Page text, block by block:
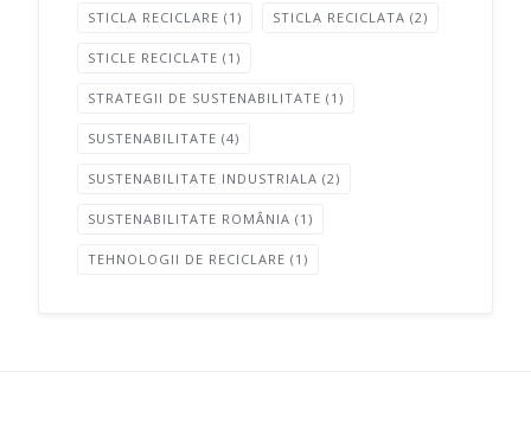
STICLA RECICLARE (1) STICLA RECICLATA (2)
STICLE RECICLATE (1)
STRATEGII DE SUSTENABILITATE (1)
SUSTENABILITATE (4)
SUSTENABILITATE INDUSTRIALA (2)
SUSTENABILITATE ROMÂNIA (1)
TEHNOLOGII DE RECICLARE (1)